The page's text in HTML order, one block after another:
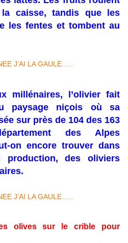
caisse, tandis que les
les fentes et tombent au
millénaires, l’olivier fait
paysage niçois où sa
sur près de 104 des 163
des Alpes
on encore trouver dans
production, des oliviers
olives sur le crible pour